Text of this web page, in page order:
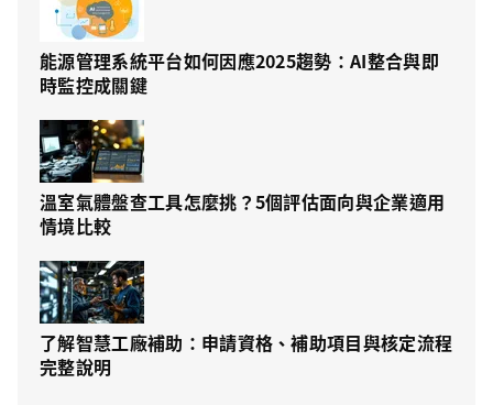
能源管理系統平台如何因應2025趨勢：AI整合與即
時監控成關鍵
溫室氣體盤查工具怎麼挑？5個評估面向與企業適用
情境比較
了解智慧工廠補助：申請資格、補助項目與核定流程
完整說明